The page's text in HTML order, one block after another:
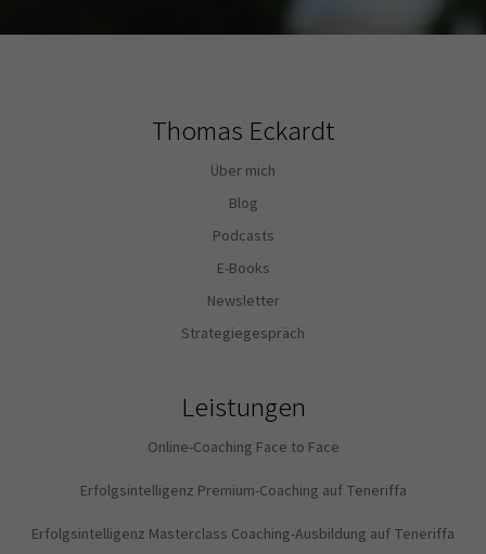
Thomas Eckardt
Über mich
Blog
Podcasts
E-Books
Newsletter
Strategiegespräch
Leistungen
Online-Coaching Face to Face
Erfolgsintelligenz Premium-Coaching auf Teneriffa
Erfolgsintelligenz Masterclass Coaching-Ausbildung auf Teneriffa